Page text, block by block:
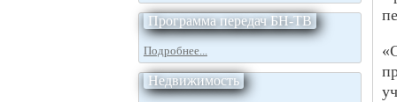
Программа передач БН-ТВ
Подробнее...
Недвижимость